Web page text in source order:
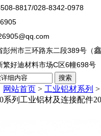
8817/028-8342-0978
彭州市三环路东二段389号（
繁好迪材料市场C区6幢698号
网站首页 > 工业铝材系列 >
系列工业铝材及连接配件